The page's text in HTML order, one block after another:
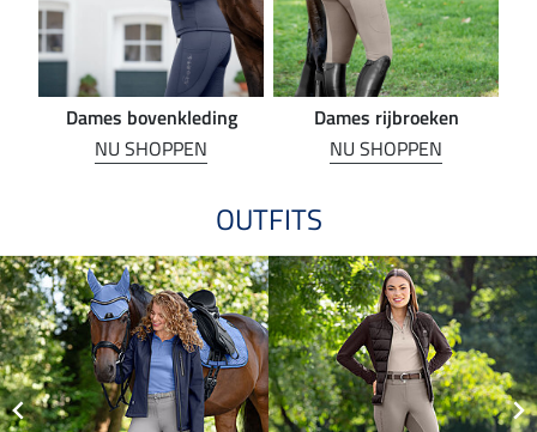
Dames bovenkleding
NU SHOPPEN
Dames rijbroeken
NU SHOPPEN
OUTFITS